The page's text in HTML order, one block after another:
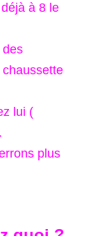
à 8 le
des
lui (
plus